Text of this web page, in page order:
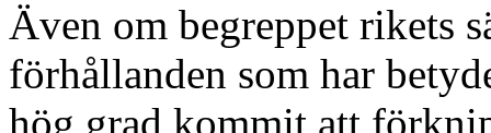
Även om begreppet rikets
förhållanden som har
hög grad kommit att